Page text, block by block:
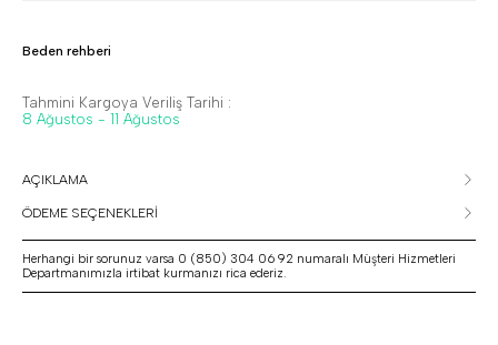
Beden rehberi
Tahmini Kargoya Veriliş Tarihi :
8 Ağustos - 11 Ağustos
AÇIKLAMA
ÖDEME SEÇENEKLERİ
Herhangi bir sorunuz varsa 0 (850) 304 06 92 numaralı Müşteri Hizmetleri
Departmanımızla irtibat kurmanızı rica ederiz.